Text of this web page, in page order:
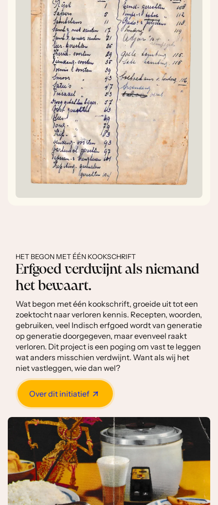
HET BEGON MET ÉÉN KOOKSCHRIFT
Erfgoed verdwijnt als niemand
het bewaart.
Wat begon met één kookschrift, groeide uit tot een
zoektocht naar verloren kennis. Recepten, woorden,
gebruiken, veel Indisch erfgoed wordt van generatie
op generatie doorgegeven, maar evenveel raakt
verloren. Dit project is een poging om vast te leggen
wat anders misschien verdwijnt. Want als wij het
niet vastleggen, wie dan wel?
Over dit initiatief